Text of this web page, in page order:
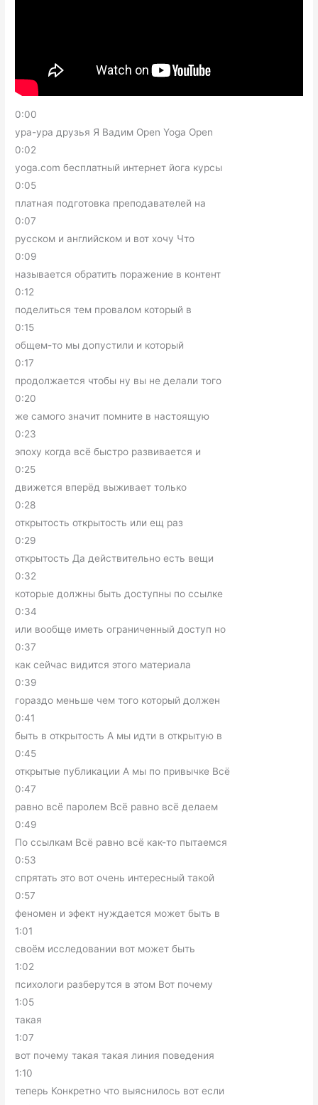
0:00
ура-ура друзья Я Вадим Open Yoga Open
0:02
yoga.com бесплатный интернет йога курсы
0:05
платная подготовка преподавателей на
0:07
русском и английском и вот хочу Что
0:09
называется обратить поражение в контент
0:12
поделиться тем провалом который в
0:15
общем-то мы допустили и который
0:17
продолжается чтобы ну вы не делали того
0:20
же самого значит помните в настоящую
0:23
эпоху когда всё быстро развивается и
0:25
движется вперёд выживает только
0:28
открытость открытость или ещ раз
0:29
открытость Да действительно есть вещи
0:32
которые должны быть доступны по ссылке
0:34
или вообще иметь ограниченный доступ но
0:37
как сейчас видится этого материала
0:39
гораздо меньше чем того который должен
0:41
быть в открытость А мы идти в открытую в
0:45
открытые публикации А мы по привычке Всё
0:47
равно всё паролем Всё равно всё делаем
0:49
По ссылкам Всё равно всё как-то пытаемся
0:53
спрятать это вот очень интересный такой
0:57
феномен и эфект нуждается может быть в
1:01
своём исследовании вот может быть
1:02
психологи разберутся в этом Вот почему
1:05
такая
1:07
вот почему такая такая линия поведения
1:10
теперь Конкретно что выяснилось вот если